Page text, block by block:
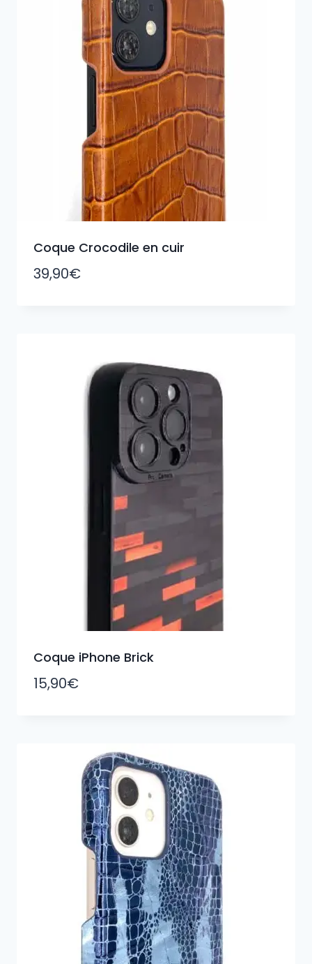
Coque Crocodile en cuir
39,90€
Coque iPhone Brick
15,90€